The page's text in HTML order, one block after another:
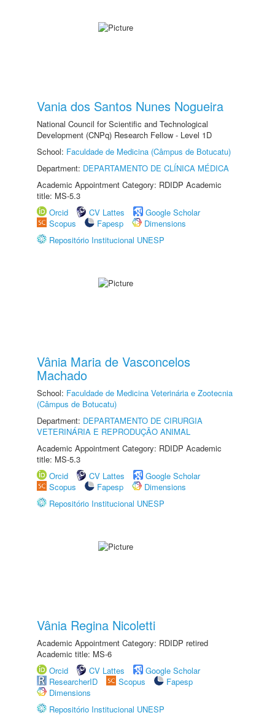
Vania dos Santos Nunes Nogueira
National Council for Scientific and Technological
Development (CNPq) Research Fellow - Level 1D
School: Faculdade de Medicina (Câmpus de Botucatu)
Department: DEPARTAMENTO DE CLÍNICA MÉDICA
Academic Appointment Category: RDIDP Academic
title: MS-5.3
Orcid
CV Lattes
Google Scholar
Scopus
Fapesp
Dimensions
Repositório Institucional UNESP
Vânia Maria de Vasconcelos
Machado
School: Faculdade de Medicina Veterinária e Zootecnia
(Câmpus de Botucatu)
Department: DEPARTAMENTO DE CIRURGIA
VETERINÁRIA E REPRODUÇÃO ANIMAL
Academic Appointment Category: RDIDP Academic
title: MS-5.3
Orcid
CV Lattes
Google Scholar
Scopus
Fapesp
Dimensions
Repositório Institucional UNESP
Vânia Regina Nicoletti
Academic Appointment Category: RDIDP retired
Academic title: MS-6
Orcid
CV Lattes
Google Scholar
ResearcherID
Scopus
Fapesp
Dimensions
Repositório Institucional UNESP